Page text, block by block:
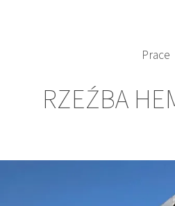
Prace
RZEŹBA